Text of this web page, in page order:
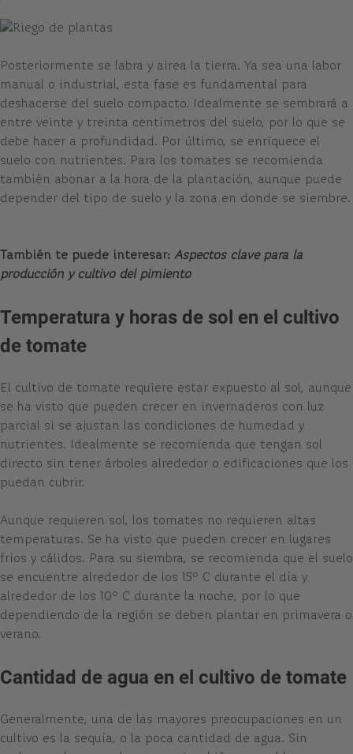
Posteriormente se labra y airea la tierra. Ya sea una labor
manual o industrial, esta fase es fundamental para
deshacerse del suelo compacto. Idealmente se sembrará a
entre veinte y treinta centímetros del suelo, por lo que se
debe hacer a profundidad. Por último, se enriquece el
suelo con nutrientes. Para los tomates se recomienda
también abonar a la hora de la plantación, aunque puede
depender del tipo de suelo y la zona en donde se siembre.
También te puede interesar: Aspectos clave para la
producción y cultivo del pimiento
Temperatura y horas de sol en el cultivo
de tomate
El cultivo de tomate requiere estar expuesto al sol, aunque
se ha visto que pueden crecer en invernaderos con luz
parcial si se ajustan las condiciones de humedad y
nutrientes. Idealmente se recomienda que tengan sol
directo sin tener árboles alrededor o edificaciones que los
puedan cubrir.
Aunque requieren sol, los tomates no requieren altas
temperaturas. Se ha visto que pueden crecer en lugares
fríos y cálidos. Para su siembra, se recomienda que el suelo
se encuentre alrededor de los 15º C durante el día y
alrededor de los 10º C durante la noche, por lo que
dependiendo de la región se deben plantar en primavera o
verano.
Cantidad de agua en el cultivo de tomate
Generalmente, una de las mayores preocupaciones en un
cultivo es la sequía, o la poca cantidad de agua. Sin